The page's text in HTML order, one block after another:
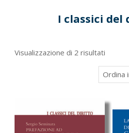
I classici
Visualizzazione di 2 risultati
in
base
più